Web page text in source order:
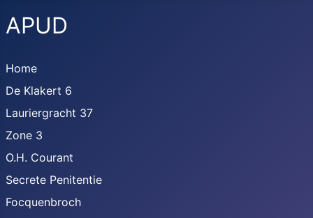
APUD
Home
De Klakert 6
Lauriergracht 37
Zone 3
O.H. Courant
Secrete Penitentie
Focquenbroch